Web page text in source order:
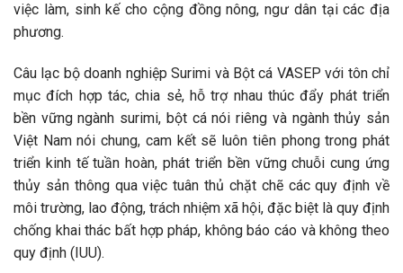
việc làm, sinh kế cho cộng đồng nông, ngư dân tại các địa
phương.
Câu lạc bộ doanh nghiệp Surimi và Bột cá VASEP với tôn chỉ
mục đích hợp tác, chia sẻ, hỗ trợ nhau thúc đẩy phát triển
bền vững ngành surimi, bột cá nói riêng và ngành thủy sản
Việt Nam nói chung, cam kết sẽ luôn tiên phong trong phát
triển kinh tế tuần hoàn, phát triển bền vững chuỗi cung ứng
thủy sản thông qua việc tuân thủ chặt chẽ các quy định về
môi trường, lao động, trách nhiệm xã hội, đặc biệt là quy định
chống khai thác bất hợp pháp, không báo cáo và không theo
quy định (IUU).